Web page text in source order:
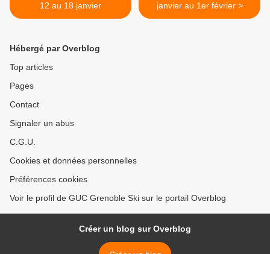
12 au 18 janvier
janvier au 1er février >
Hébergé par Overblog
Top articles
Pages
Contact
Signaler un abus
C.G.U.
Cookies et données personnelles
Préférences cookies
Voir le profil de GUC Grenoble Ski sur le portail Overblog
Créer un blog sur Overblog